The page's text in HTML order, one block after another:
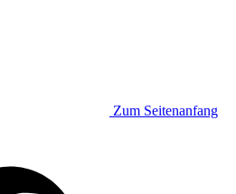
Zum Seitenanfang